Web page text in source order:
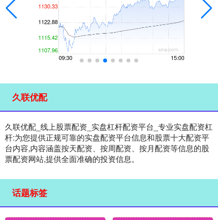
久联优配
久联优配_线上股票配资_实盘杠杆配资平台_专业实盘配资杠
杆:为您提供正规可靠的实盘配资平台信息和股票十大配资平
台内容,内容涵盖按天配资、按周配资、按月配资等信息的股
票配资网站,提供全面准确的投资信息。
话题标签